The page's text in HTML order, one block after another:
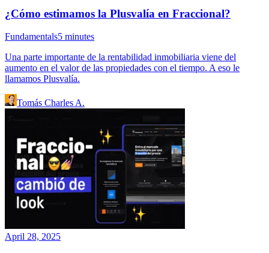
¿Cómo estimamos la Plusvalía en Fraccional?
Fundamentals5 minutes
Una parte importante de la rentabilidad inmobiliaria viene del
aumento en el valor de las propiedades con el tiempo. A eso le
llamamos Plusvalía.
Tomás Charles A.
April 28, 2025